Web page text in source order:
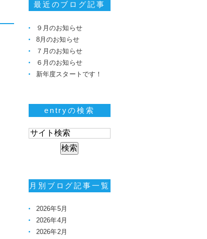
最近のブログ記事
９月のお知らせ
8月のお知らせ
７月のお知らせ
６月のお知らせ
新年度スタートです！
entryの検索
月別ブログ記事一覧
2026年5月
2026年4月
2026年2月